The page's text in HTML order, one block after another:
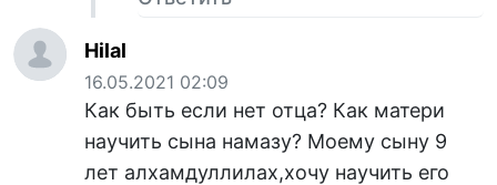
Hilal
16.05.2021 02:09
Как быть если нет отца? Как матери
научить сына намазу? Моему сыну 9
лет алхамдуллилах,хочу научить его